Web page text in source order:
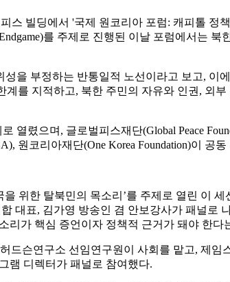
빌딩에서 '국제 원코리아 포럼: 캐피톨 정책
를 주제로 진행된 이날 포럼에서는
을 부정하는 반통일적 노선이라고 보고, 이
를 지적하고, 북한 주민의 자유와 인권, 외
열렸으며, 글로벌피스재단(Global Peace
원코리아재단(One Korea Foundation)이 공
위한 탈북민의 목소리’를 주제로 열린 이
대표, 김가영 방송인 겸 안보강사가 패널로
리가 핵심 증언이자 정책적 근거가 돼야 한다
슨연구소 선임연구원이 사회를 맡고, 제임
램 디렉터가 패널로 참여했다.